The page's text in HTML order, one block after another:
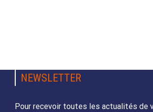
NEWSLETTER
Pour recevoir toutes les actualités de